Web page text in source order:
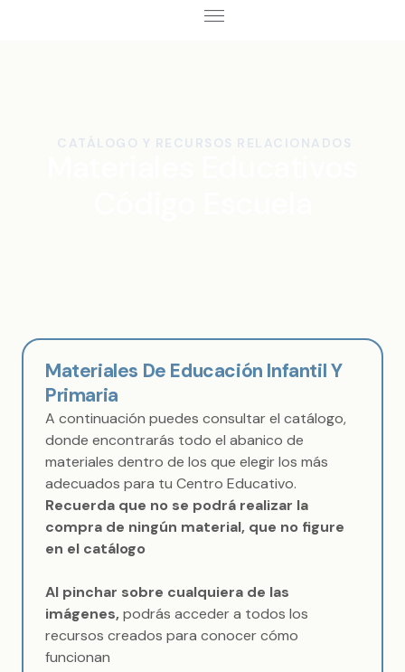
CATÁLOGO Y RECURSOS RELACIONADOS
Materiales De Educación Infantil Y
Primaria
A continuación puedes consultar el catálogo,
donde encontrarás todo el abanico de
materiales dentro de los que elegir los más
adecuados para tu Centro Educativo.
Recuerda que no se podrá realizar la
compra de ningún material, que no figure
en el catálogo
Al pinchar sobre cualquiera de las
imágenes,podrás acceder a todos los
recursos creados para conocer cómo
funcionan